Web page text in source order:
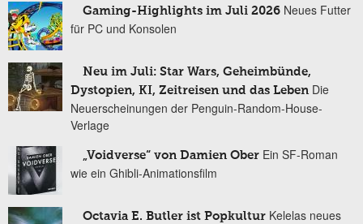
Gaming-Highlights im Juli 2026 Neues Futter
für PC und Konsolen
Neu im Juli: Star Wars, Geheimbünde,
Dystopien, KI, Zeitreisen und das Leben Die
Neuerscheinungen der Penguin-Random-House-
Verlage
„Voidverse“ von Damien Ober Ein SF-Roman
wie ein Ghibli-Animationsfilm
Octavia E. Butler ist Popkultur Kelelas neues